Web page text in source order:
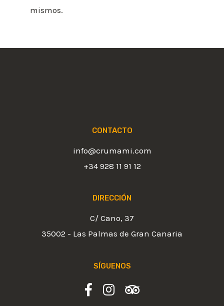
mismos.
CONTACTO
info@crumami.com
+34 928 11 91 12
DIRECCIÓN
C/ Cano, 37
35002 - Las Palmas de Gran Canaria
SÍGUENOS